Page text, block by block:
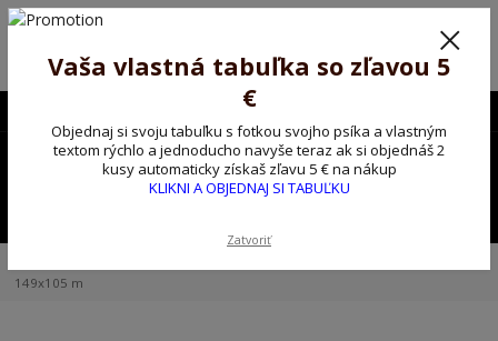
Poprosíme ctených zákazníkov o trpezlivosť, v tomto období máme
Preto sme Vám pripravili malý darček ako ospravedlnenie.
!!! ZĽAVA 5€ na PRVÚ objednávku nad 30€ s kódom pozorpes5 !!!
0,00 EUR
149x105 m
Vaša vlastná tabuľka so zľavou 5
€
Objednaj si svoju tabuľku s fotkou svojho psíka a vlastným
textom rýchlo a jednoducho navyše teraz ak si objednáš 2
kusy automaticky získaš zľavu 5 € na nákup
KLIKNI A OBJEDNAJ SI TABUĽKU
Zatvoriť